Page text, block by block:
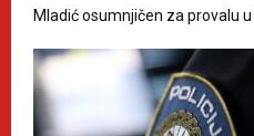
Mladić osumnjičen za provalu